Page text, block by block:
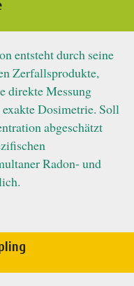
entsteht durch seine
Zerfallsprodukte,
direkte Messung
Dosimetrie. Soll
abgeschätzt
Radon- und